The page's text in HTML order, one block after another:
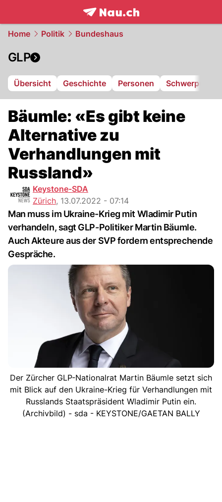
frontpage.NAU.ch
Home Politik Bundeshaus
GLP
Übersicht Geschichte Personen Schwerpunkte
Bäumle: «Es gibt keine
Alternative zu
Verhandlungen mit
Russland»
Keystone-SDA
Zürich, 13.07.2022 - 07:14
Man muss im Ukraine-Krieg mit Wladimir Putin
verhandeln, sagt GLP-Politiker Martin Bäumle.
Auch Akteure aus der SVP fordern entsprechende
Gespräche.
Der Zürcher GLP-Nationalrat Martin Bäumle setzt sich
mit Blick auf den Ukraine-Krieg für Verhandlungen mit
Russlands Staatspräsident Wladimir Putin ein.
(Archivbild) - sda - KEYSTONE/GAETAN BALLY